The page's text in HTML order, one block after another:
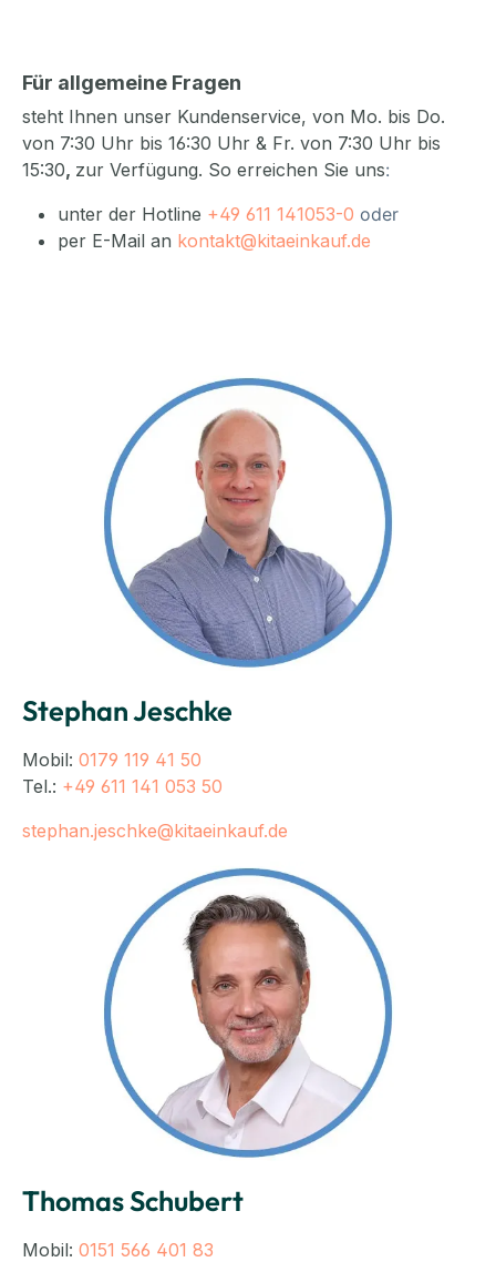
Für allgemeine Fragen
steht Ihnen unser Kundenservice, von Mo. bis Do.
von 7:30 Uhr bis 16:30 Uhr & Fr. von 7:30 Uhr bis
15:30, zur Verfügung. So erreichen Sie uns:
unter der Hotline +49 611 141053-0 oder
per E-Mail an kontakt@kitaeinkauf.de
Stephan Jeschke
Mobil: 0179 119 41 50
Tel.: +49 611 141 053 50
stephan.jeschke@kitaeinkauf.de
Thomas Schubert
Mobil: 0151 566 401 83